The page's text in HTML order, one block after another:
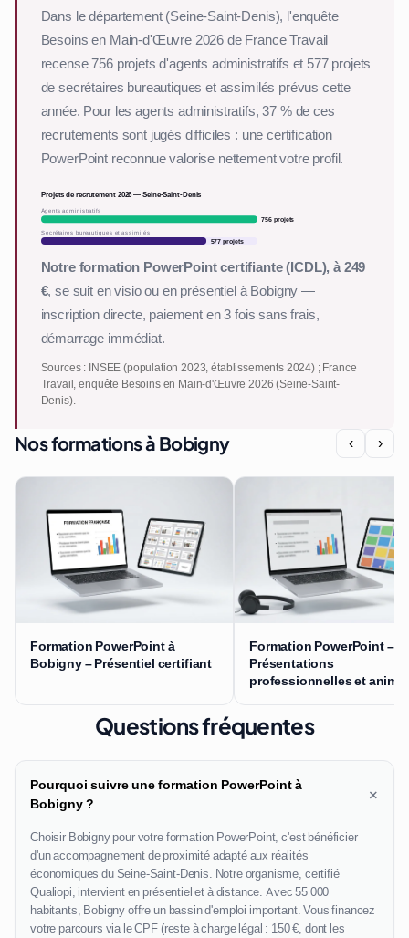
Dans le département (Seine-Saint-Denis), l'enquête
Besoins en Main-d'Œuvre 2026 de France Travail
recense 756 projets d'agents administratifs et 577 projets
de secrétaires bureautiques et assimilés prévus cette
année. Pour les agents administratifs, 37 % de ces
recrutements sont jugés difficiles : une certification
PowerPoint reconnue valorise nettement votre profil.
Projets de recrutement 2026 — Seine-Saint-Denis
Agents administratifs
756 projets
Secrétaires bureautiques et assimilés
577 projets
Notre formation PowerPoint certifiante (ICDL), à 249
€, se suit en visio ou en présentiel à Bobigny —
inscription directe, paiement en 3 fois sans frais,
démarrage immédiat.
Sources : INSEE (population 2023, établissements 2024) ; France
Travail, enquête Besoins en Main-d'Œuvre 2026 (Seine-Saint-
Denis).
Nos formations à Bobigny ‹ ›
Formation PowerPoint à
Bobigny – Présentiel certifiant
Formation PowerPoint –
Présentations
professionnelles et
Questions fréquentes
Pourquoi suivre une formation PowerPoint à
Bobigny ?
+
Choisir Bobigny pour votre formation PowerPoint, c'est bénéficier
d'un accompagnement de proximité adapté aux réalités
économiques du Seine-Saint-Denis. Notre organisme, certifié
Qualiopi, intervient en présentiel et à distance. Avec 55 000
habitants, Bobigny offre un bassin d'emploi important. Vous financez
votre parcours via le CPF (reste à charge légal : 150 €, dont les